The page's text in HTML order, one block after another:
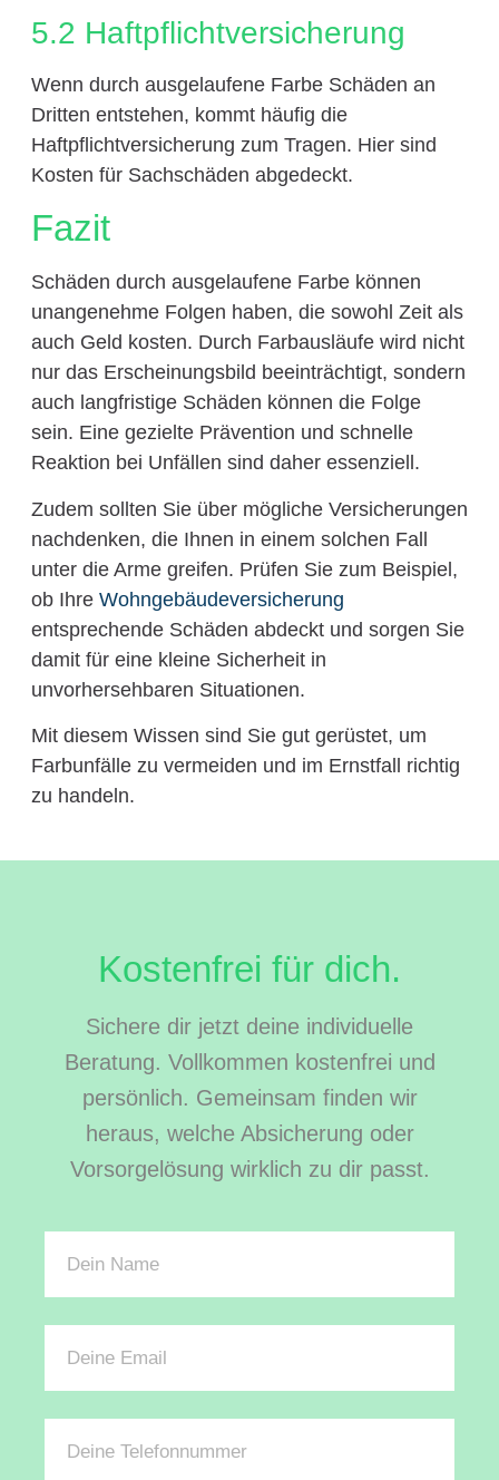
5.2 Haftpflichtversicherung
Wenn durch ausgelaufene Farbe Schäden an
Dritten entstehen, kommt häufig die
Haftpflichtversicherung zum Tragen. Hier sind
Kosten für Sachschäden abgedeckt.
Fazit
Schäden durch ausgelaufene Farbe können
unangenehme Folgen haben, die sowohl Zeit als
auch Geld kosten. Durch Farbausläufe wird nicht
nur das Erscheinungsbild beeinträchtigt, sondern
auch langfristige Schäden können die Folge
sein. Eine gezielte Prävention und schnelle
Reaktion bei Unfällen sind daher essenziell.
Zudem sollten Sie über mögliche Versicherungen
nachdenken, die Ihnen in einem solchen Fall
unter die Arme greifen. Prüfen Sie zum Beispiel,
ob Ihre Wohngebäudeversicherung
entsprechende Schäden abdeckt und sorgen Sie
damit für eine kleine Sicherheit in
unvorhersehbaren Situationen.
Mit diesem Wissen sind Sie gut gerüstet, um
Farbunfälle zu vermeiden und im Ernstfall richtig
zu handeln.
Kostenfrei für dich.
Sichere dir jetzt deine individuelle
Beratung. Vollkommen kostenfrei und
persönlich. Gemeinsam finden wir
heraus, welche Absicherung oder
Vorsorgelösung wirklich zu dir passt.